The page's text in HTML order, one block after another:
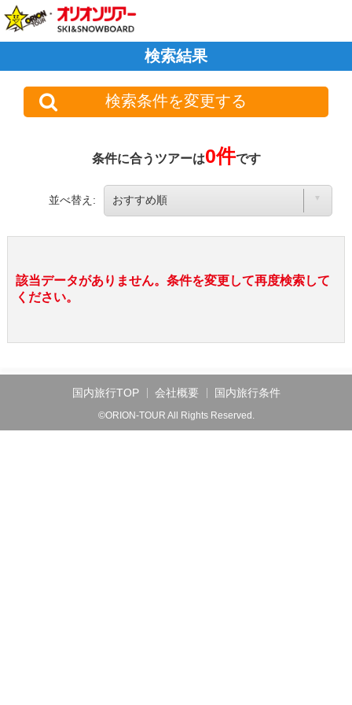
検索結果
検索条件を変更する
条件に合うツアーは0件です
並べ替え:
該当データがありません。条件を変更して再度検索して
ください。
国内旅行TOP 会社概要 国内旅行条件
©ORION-TOUR All Rights Reserved.